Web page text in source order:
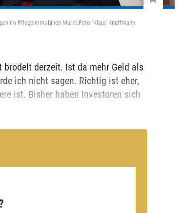
im Pflegeimmobilien-Markt.Foto: Klaus Knuffmann
derzeit. Ist da mehr Geld als
ich nicht sagen. Richtig ist eher,
ist. Bisher haben Investoren sich